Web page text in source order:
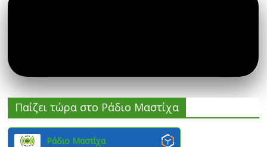
Παίζει τώρα στο Ράδιο Μαστίχα
Ράδιο Μαστίχα